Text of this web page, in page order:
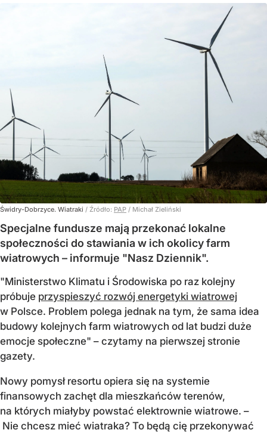
Świdry-Dobrzyce. Wiatraki / Źródło: PAP / Michał Zieliński
Specjalne fundusze mają przekonać lokalne
społeczności do stawiania w ich okolicy farm
wiatrowych – informuje "Nasz Dziennik".
"Ministerstwo Klimatu i Środowiska po raz kolejny
próbuje przyspieszyć rozwój energetyki wiatrowej
w Polsce. Problem polega jednak na tym, że sama idea
budowy kolejnych farm wiatrowych od lat budzi duże
emocje społeczne" – czytamy na pierwszej stronie
gazety.
Nowy pomysł resortu opiera się na systemie
finansowych zachęt dla mieszkańców terenów,
na których miałyby powstać elektrownie wiatrowe. –
Nie chcesz mieć wiatraka? To będą cię przekonywać